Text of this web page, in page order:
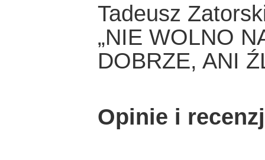
Tadeusz
„NIE WOLNO
DOBRZE, ANI
Opinie i